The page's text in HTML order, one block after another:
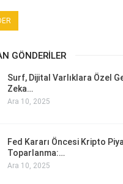
GÖNDERILER
Surf, Dijital Varlıklara Özel
Zeka…
Ara 10, 2025
Fed Kararı Öncesi Kripto
Toparlanma:…
Ara 10, 2025